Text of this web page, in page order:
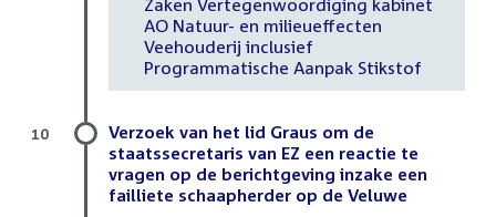
Zaken Vertegenwoordiging kabinet
AO Natuur- en milieueffecten
Veehouderij inclusief
Programmatische Aanpak Stikstof
Verzoek van het lid Graus om de
staatssecretaris van EZ een reactie te
vragen op de berichtgeving inzake een
failliete schaapherder op de Veluwe
10